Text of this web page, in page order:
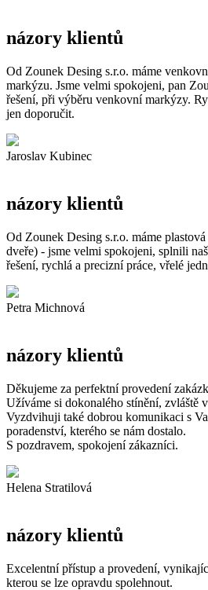
názory klientů
Od Zounek Desing s.r.o. máme
markýzu. Jsme velmi spokojeni, pan
řešení, při výběru venkovní markýzy.
jen doporučit.
Jaroslav Kubinec
názory klientů
Od Zounek Desing s.r.o. máme
dveře) - jsme velmi spokojeni, splnili
řešení, rychlá a precizní práce, vřelé
Petra Michnová
názory klientů
Děkujeme za perfektní provedení
Užíváme si dokonalého stínění, zvláště
Vyzdvihuji také dobrou komunikaci s
poradenství, kterého se nám dostalo.
S pozdravem, spokojení zákazníci.
Helena Stratilová
názory klientů
Excelentní přístup a provedení,
kterou se lze opravdu spolehnout.